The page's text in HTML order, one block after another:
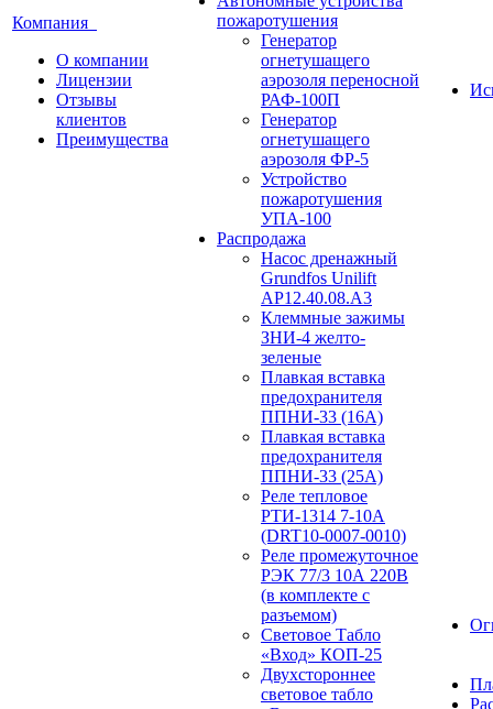
Компания
О компании
Лицензии
Отзывы
клиентов
Преимущества
пожаротушения
Генератор
огнетушащего
аэрозоля переносной
РАФ-100П
Генератор
огнетушащего
аэрозоля ФР-5
Устройство
пожаротушения
УПА-100
Распродажа
Насос дренажный
Grundfos Unilift
АP12.40.08.A3
Клеммные зажимы
ЗНИ-4 желто-
зеленые
Плавкая вставка
предохранителя
ППНИ-33 (16А)
Плавкая вставка
предохранителя
ППНИ-33 (25А)
Реле тепловое
РТИ-1314 7-10А
(DRT10-0007-0010)
Реле промежуточное
РЭК 77/3 10А 220В
(в комплекте с
разъемом)
Световое Табло
«Вход» КОП-25
Двухстороннее
световое табло